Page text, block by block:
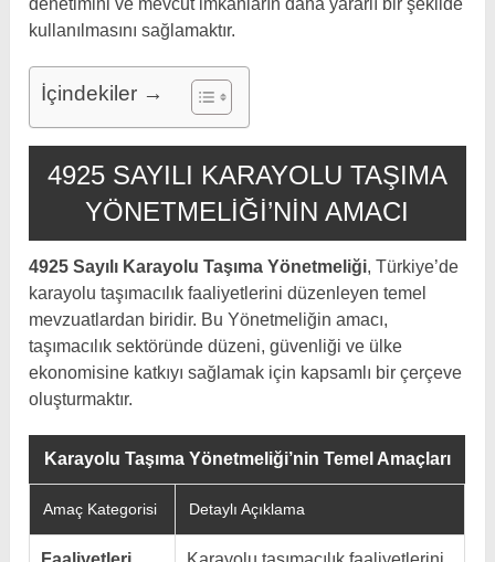
denetimini ve mevcut imkânların daha yararlı bir şekilde
kullanılmasını sağlamaktır.
İçindekiler →
4925 SAYILI KARAYOLU TAŞIMA
YÖNETMELIĞI’NIN AMACI
4925 Sayılı Karayolu Taşıma Yönetmeliği, Türkiye’de
karayolu taşımacılık faaliyetlerini düzenleyen temel
mevzuatlardan biridir. Bu Yönetmeliğin amacı,
taşımacılık sektöründe düzeni, güvenliği ve ülke
ekonomisine katkıyı sağlamak için kapsamlı bir çerçeve
oluşturmaktır.
Karayolu Taşıma Yönetmeliği’nin Temel Amaçları
Amaç Kategorisi Detaylı Açıklama